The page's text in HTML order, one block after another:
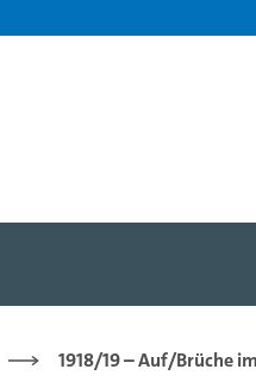
1918/19 – Auf/Brüche